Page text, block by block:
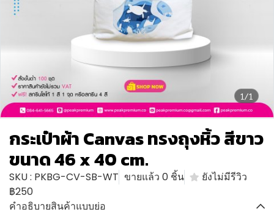
1/1
กระเป๋าผ้า Canvas ทรงถุงหิ้ว สีขาว
ขนาด 46 x 40 cm.
SKU : PKBG-CV-SB-WT ขายแล้ว 0 ชิ้น
ยังไม่มีรีวิว
฿250
คำอธิบายสินค้าแบบย่อ